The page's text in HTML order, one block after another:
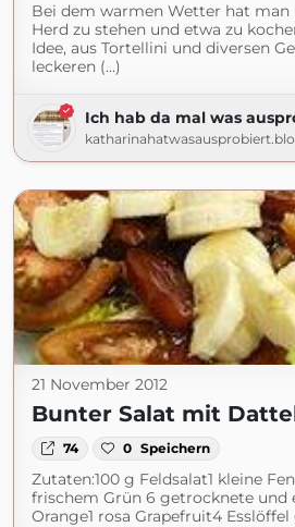
Bei dem warmen Wetter hat
Herd zu stehen und etwa zu
Idee, aus Tortellini und diversen
leckeren (...)
Ich hab da mal was
21 November 2012
Bunter Salat mit
74 0 Speichern
Zutaten:100 g Feldsalat1 kleine
frischem Grün 6 getrocknete und
Orange1 rosa Grapefruit4 Esslöffel